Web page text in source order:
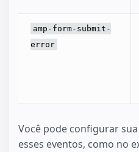
amp-form-submit-
error
Você pode configurar
esses eventos, como no